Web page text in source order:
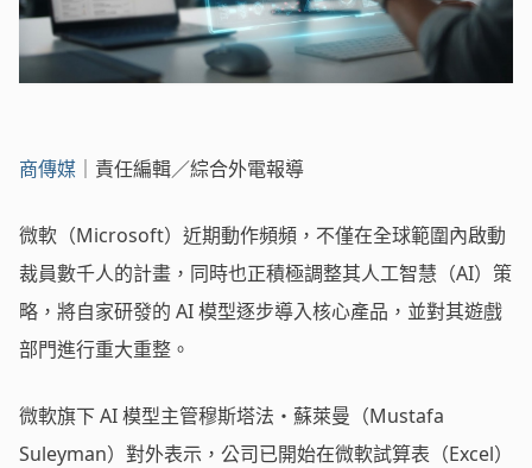
商傳媒 ｜責任編輯／綜合外電報導
微軟（Microsoft）近期動作頻頻，不僅在全球範圍內啟動
裁員數千人的計畫，同時也正積極調整其人工智慧（AI）策
略，將自家研發的 AI 模型逐步導入核心產品，並對其遊戲
部門進行重大重整。
微軟旗下 AI 模型主管穆斯塔法・蘇萊曼（Mustafa
Suleyman）對外表示，公司已開始在微軟試算表（Excel）